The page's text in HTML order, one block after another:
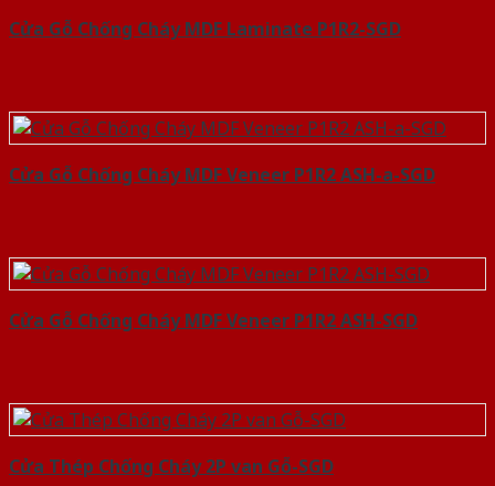
Cửa Gỗ Chống Cháy MDF Laminate P1R2-SGD
Cửa Gỗ Chống Cháy MDF Veneer P1R2 ASH-a-SGD
Cửa Gỗ Chống Cháy MDF Veneer P1R2 ASH-SGD
Cửa Thép Chống Cháy 2P van Gỗ-SGD